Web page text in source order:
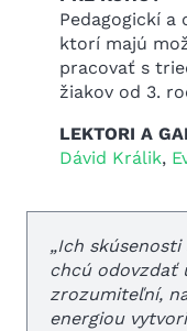
Pedagogickí a
ktorí majú
pracovať s
žiakov od 3.
LEKTORI A
Dávid Králik,
„Ich
chcú odovzdať
zrozumiteľní,
energiou